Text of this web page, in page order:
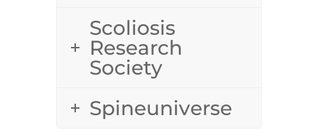
Scoliosis
Research
Society
Spineuniverse